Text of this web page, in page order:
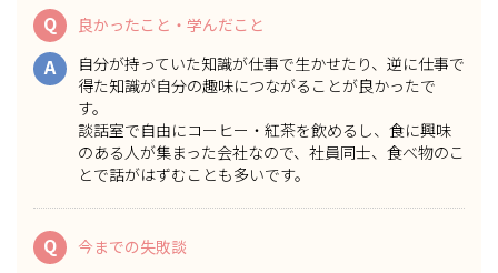
Q 良かったこと・学んだこと
A
自分が持っていた知識が仕事で生かせたり、逆に仕事で
得た知識が自分の趣味につながることが良かったで
す。
談話室で自由にコーヒー・紅茶を飲めるし、食に興味
のある人が集まった会社なので、社員同士、食べ物のこ
とで話がはずむことも多いです。
Q 今までの失敗談